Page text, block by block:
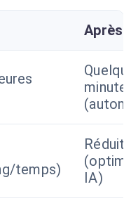
Après
temps)
Réduit
IA)